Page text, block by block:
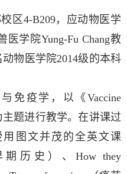
区4-B209，应动物医学
医学院Yung-Fu Chang教
动物医学院2014级的本科
免疫学，以《Vaccine
题进行教学。在讲课过
用图文并茂的全英文课
期历史）、How they